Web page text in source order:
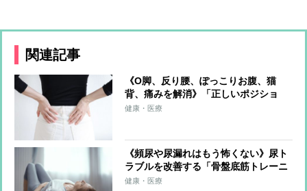
関連記事
《O脚、反り腰、ぽっこりお腹、猫
背、痛みを解消》「正しいポジショ
ン」を意識するだけゆがみをゼロにす
健康・医療
《頻尿や尿漏れはもう怖くない》尿ト
ラブルを改善する「骨盤底筋トレーニ
ング」 ポイントは「5秒吐いて、5秒
健康・医療